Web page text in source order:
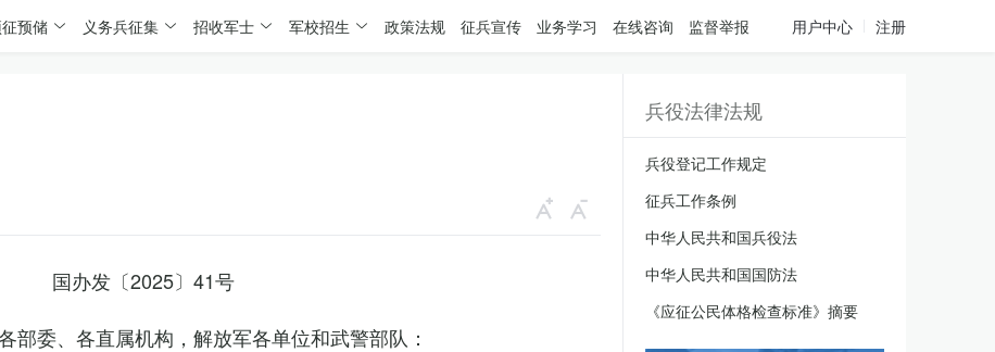
预储 义务兵征集 招收军士 军校招生 政策法规 征兵宣传 业务学习 在线咨询 监督举报 用户中心 注册
国办发〔2025〕41号
委、各直属机构，解放军各单位和武警部队：
兵役法律法规
兵役登记工作规定
征兵工作条例
中华人民共和国兵役法
中华人民共和国国防法
《应征公民体格检查标准》摘要